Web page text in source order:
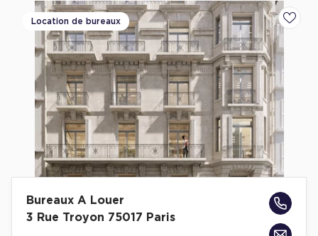
Location de bureaux
Bureaux A Louer
3 Rue Troyon 75017 Paris